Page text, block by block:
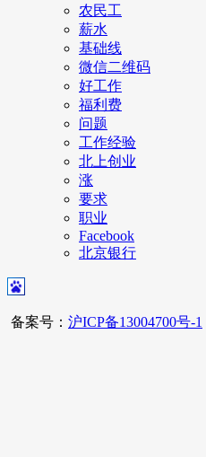
农民工
薪水
基础线
微信二维码
好工作
福利费
问题
工作经验
北上创业
涨
要求
职业
Facebook
北京银行
备案号： 沪ICP备13004700号-1